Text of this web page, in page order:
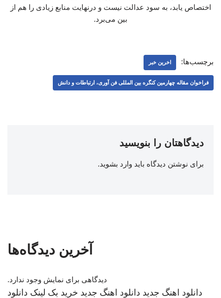
اختصاص یابد، به سود عدالت نیست و درنهایت منابع زیادی را هم از
بین می‌برد.
برچسب‌ها: اخرین خبر
فراخوان مقاله چهارمین کنگره بین المللی فن آوری، ارتباطات و دانش
دیدگاهتان را بنویسید
برای نوشتن دیدگاه باید وارد بشوید.
آخرین دیدگاه‌ها
دیدگاهی برای نمایش وجود ندارد.
دانلود اهنگ جدید دانلود اهنگ جدید خرید بک لینک دانلود